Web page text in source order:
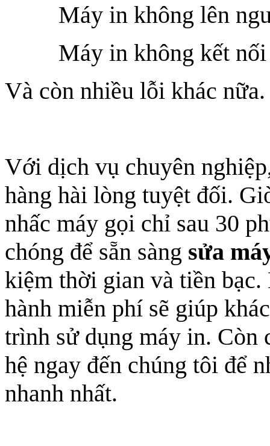
Máy in không lên
Máy in không kết
Và còn nhiều lỗi khác nữa.
Với dịch vụ chuyên
hàng hài lòng tuyệt đối.
nhấc máy gọi chỉ sau 30
chóng để sẵn sàng sửa
kiệm thời gian và tiền
hành miễn phí sẽ giúp
trình sử dụng máy in. Còn
hệ ngay đến chúng tôi để
nhanh nhất.